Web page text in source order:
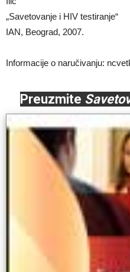
„Savetovanje i HIV testiranje“
IAN, Beograd, 2007.
Informacije o naručivanju:
Preuzmite